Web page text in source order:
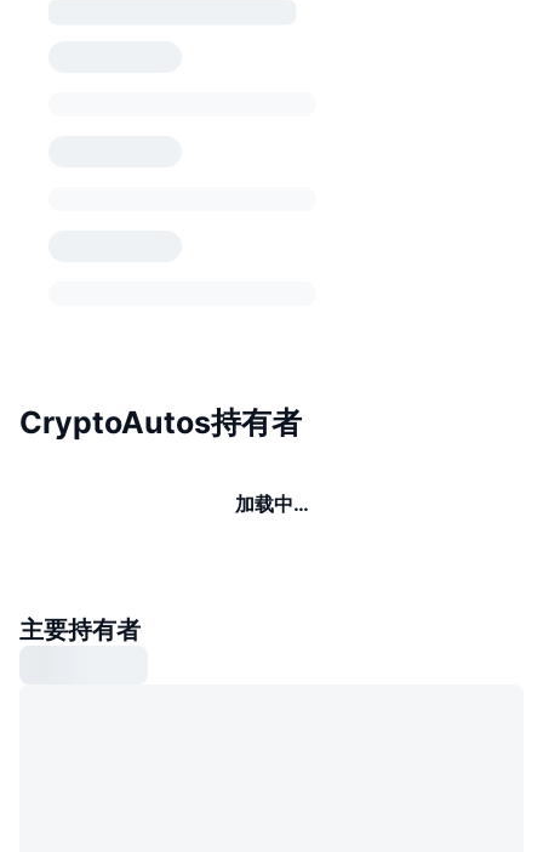
CryptoAutos持有者
加载中…
主要持有者